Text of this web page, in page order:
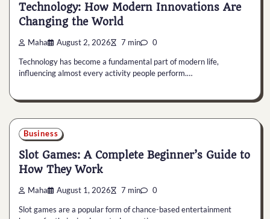
Technology: How Modern Innovations Are
Changing the World
Maha August 2, 2026 7 min 0
Technology has become a fundamental part of modern life,
influencing almost every activity people perform.…
Business
Slot Games: A Complete Beginner’s Guide to
How They Work
Maha August 1, 2026 7 min 0
Slot games are a popular form of chance-based entertainment